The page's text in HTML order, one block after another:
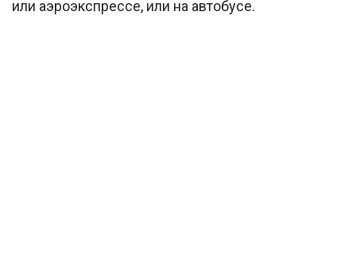
или аэроэкспрессе, или на автобусе.